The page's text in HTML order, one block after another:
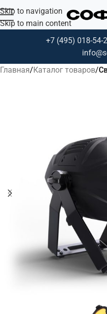
Skip to navigation
Skip to main content
+7 (495) 018-54-
Главная Каталог товаров